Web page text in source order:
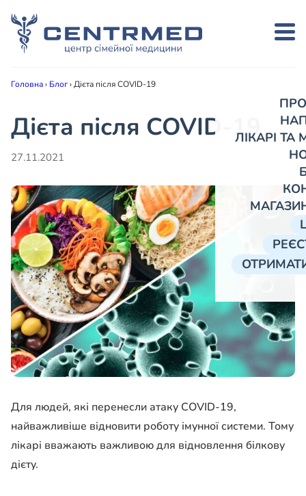
ЛІКАРІ
Головна› Блог›Дієта після COVID-19
Дієта після COVID-19
27.11.2021
Для людей, які перенесли атаку COVID-19,
найважливіше відновити роботу імунної системи. Тому
лікарі вважають важливою для відновлення білкову
дієту.